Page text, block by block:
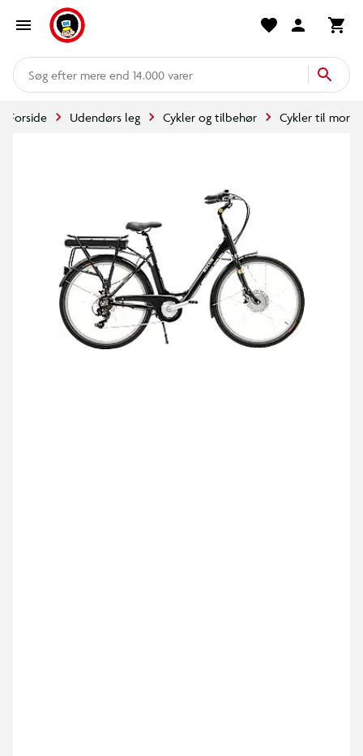
mere end 14.000 varer
Forside Udendørs leg Cykler og tilbehør Cykler til mor